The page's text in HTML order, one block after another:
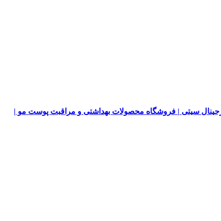
سیتی | فروشگاه محصولات بهداشتی و مراقبت پوست مو |